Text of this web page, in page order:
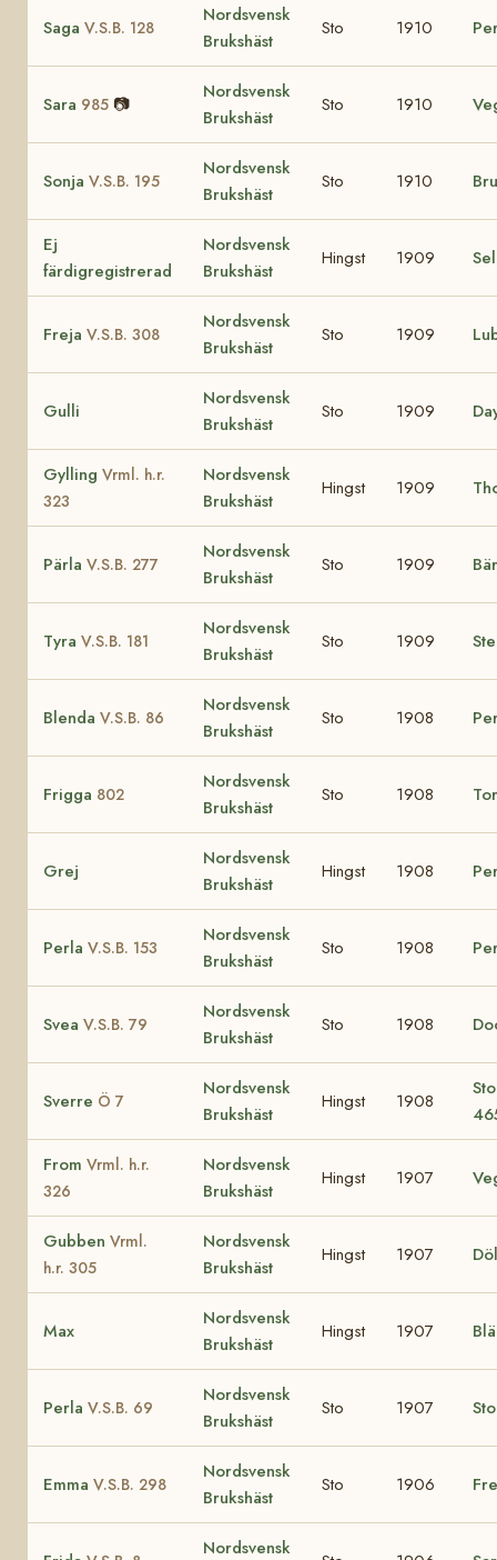
Saga V.S.B. 128
Nordsvensk
Brukshäst
Sto 1910
Sara 985 📷
Nordsvensk
Brukshäst
Sto 1910
Sonja V.S.B. 195
Nordsvensk
Brukshäst
Sto 1910
Ej
färdigregistrerad
Nordsvensk
Brukshäst
Hingst 1909
Freja V.S.B. 308
Nordsvensk
Brukshäst
Sto 1909
Gulli
Nordsvensk
Brukshäst
Sto 1909
Gylling Vrml. h.r.
323
Nordsvensk
Brukshäst
Hingst 1909
Pärla V.S.B. 277
Nordsvensk
Brukshäst
Sto 1909
Tyra V.S.B. 181
Nordsvensk
Brukshäst
Sto 1909
Blenda V.S.B. 86
Nordsvensk
Brukshäst
Sto 1908
Frigga 802
Nordsvensk
Brukshäst
Sto 1908
Grej
Nordsvensk
Brukshäst
Hingst 1908
Perla V.S.B. 153
Nordsvensk
Brukshäst
Sto 1908
Svea V.S.B. 79
Nordsvensk
Brukshäst
Sto 1908
Sverre Ö 7
Nordsvensk
Brukshäst
Hingst 1908
From Vrml. h.r.
326
Nordsvensk
Brukshäst
Hingst 1907
Gubben Vrml.
h.r. 305
Nordsvensk
Brukshäst
Hingst 1907
Max
Nordsvensk
Brukshäst
Hingst 1907
Perla V.S.B. 69
Nordsvensk
Brukshäst
Sto 1907
Emma V.S.B. 298
Nordsvensk
Brukshäst
Sto 1906
Nordsvensk